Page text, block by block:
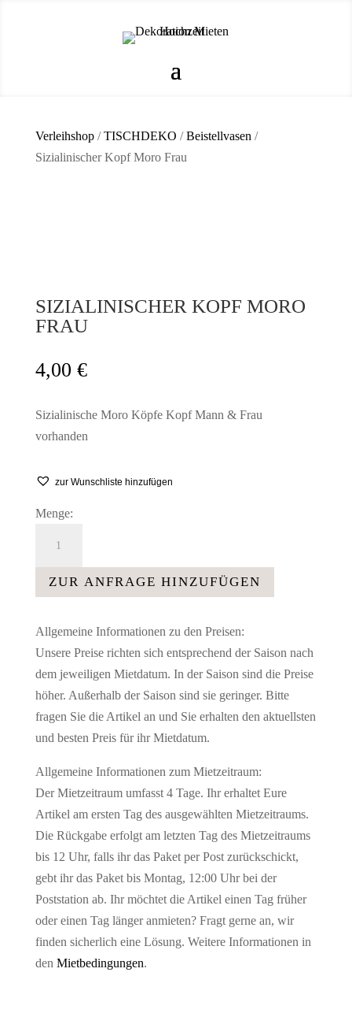
Verleihshop/TISCHDEKO /Beistellvasen /
Sizialinischer Kopf Moro Frau
SIZIALINISCHER KOPF MORO
FRAU
4,00 €
Sizialinische Moro Köpfe Kopf Mann & Frau
vorhanden
zur Wunschliste hinzufügen
Menge:
Moro
Frau
ZUR ANFRAGE HINZUFÜGEN
Allgemeine Informationen zu den Preisen:
Unsere Preise richten sich entsprechend der Saison nach
dem jeweiligen Mietdatum. In der Saison sind die Preise
höher. Außerhalb der Saison sind sie geringer. Bitte
fragen Sie die Artikel an und Sie erhalten den aktuellsten
und besten Preis für ihr Mietdatum.
Allgemeine Informationen zum Mietzeitraum:
Der Mietzeitraum umfasst 4 Tage. Ihr erhaltet Eure
Artikel am ersten Tag des ausgewählten Mietzeitraums.
Die Rückgabe erfolgt am letzten Tag des Mietzeitraums
bis 12 Uhr, falls ihr das Paket per Post zurückschickt,
gebt ihr das Paket bis Montag, 12:00 Uhr bei der
Poststation ab. Ihr möchtet die Artikel einen Tag früher
oder einen Tag länger anmieten? Fragt gerne an, wir
finden sicherlich eine Lösung. Weitere Informationen in
den Mietbedingungen.